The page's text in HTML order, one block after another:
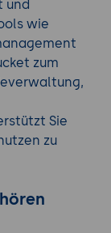
und
wie
zum
Sie
zu